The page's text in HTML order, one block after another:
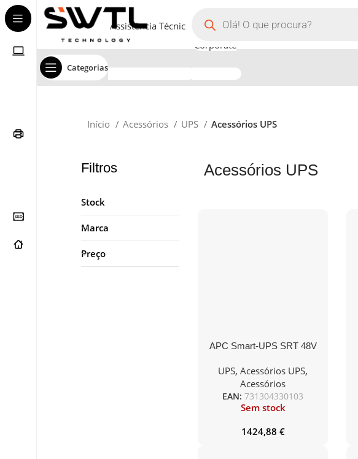
Categorias
Assistência Técnica
Corporate
Início Acessórios UPS Acessórios UPS
Filtros
Stock
Marca
Preço
Acessórios UPS
APC Smart-UPS SRT 48V
Pack
UPS,Acessórios UPS,
Acessórios
EAN:731304330103
Sem stock
1424,88 €